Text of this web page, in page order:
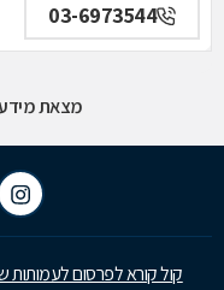
03-6973544
מצאת מידע
קול קורא לפרסום לעמותות